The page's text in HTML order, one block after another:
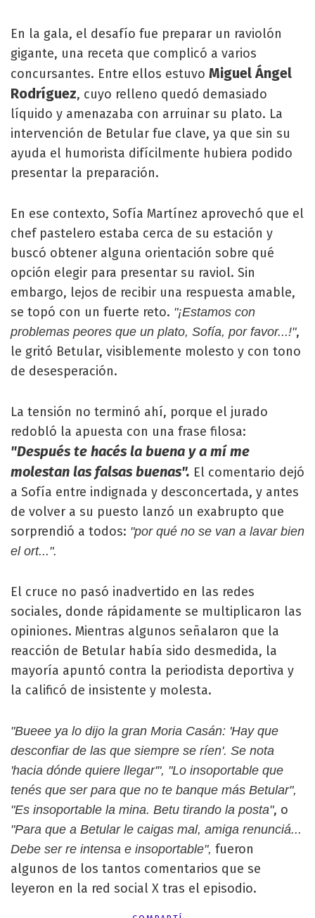
En la gala, el desafío fue preparar un raviolón
gigante, una receta que complicó a varios
concursantes. Entre ellos estuvo Miguel Ángel
Rodríguez, cuyo relleno quedó demasiado
líquido y amenazaba con arruinar su plato. La
intervención de Betular fue clave, ya que sin su
ayuda el humorista difícilmente hubiera podido
presentar la preparación.
En ese contexto, Sofía Martínez aprovechó que el
chef pastelero estaba cerca de su estación y
buscó obtener alguna orientación sobre qué
opción elegir para presentar su raviol. Sin
embargo, lejos de recibir una respuesta amable,
se topó con un fuerte reto. "¡Estamos con
problemas peores que un plato, Sofía, por favor...!",
le gritó Betular, visiblemente molesto y con tono
de desesperación.
La tensión no terminó ahí, porque el jurado
redobló la apuesta con una frase filosa:
"Después te hacés la buena y a mí me
molestan las falsas buenas". El comentario dejó
a Sofía entre indignada y desconcertada, y antes
de volver a su puesto lanzó un exabrupto que
sorprendió a todos: "por qué no se van a lavar bien
el ort...".
El cruce no pasó inadvertido en las redes
sociales, donde rápidamente se multiplicaron las
opiniones. Mientras algunos señalaron que la
reacción de Betular había sido desmedida, la
mayoría apuntó contra la periodista deportiva y
la calificó de insistente y molesta.
"Bueee ya lo dijo la gran Moria Casán: 'Hay que
desconfiar de las que siempre se ríen'. Se nota
'hacia dónde quiere llegar'", "Lo insoportable que
tenés que ser para que no te banque más Betular",
"Es insoportable la mina. Betu tirando la posta", o
"Para que a Betular le caigas mal, amiga renunciá...
Debe ser re intensa e insoportable", fueron
algunos de los tantos comentarios que se
leyeron en la red social X tras el episodio.